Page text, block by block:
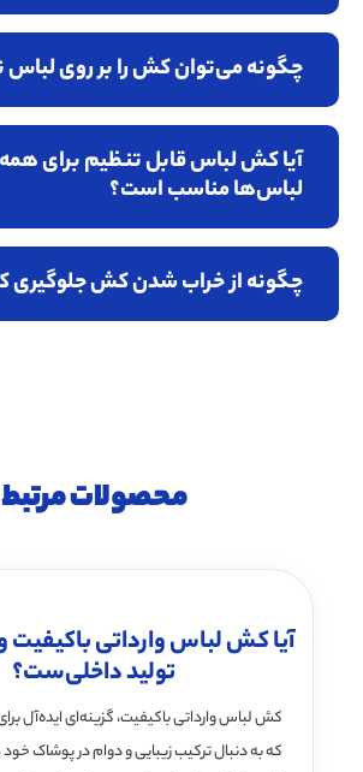
چگونه می‌توان کش را بر روی
آیا کش لباس قابل تنظیم برای همه
لباس‌ها مناسب است؟
چگونه از خراب شدن کش جلوگیری
محصولات مرتبط
آیا کش لباس وارداتی باکیفیت
تولید داخلی‌ست؟
کش لباس وارداتی باکیفیت، گزینه‌ای ایده‌آل
که به دنبال ترکیب زیبایی و دوام در پوشاک